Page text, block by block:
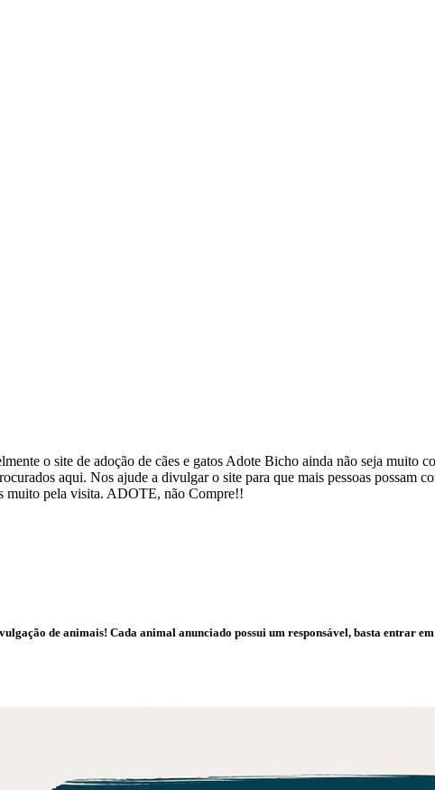
o site de adoção de cães e gatos Adote Bicho ainda não seja muito
aqui. Nos ajude a divulgar o site para que mais pessoas possam
muito pela visita. ADOTE, não Compre!!
de animais! Cada animal anunciado possui um responsável, basta entrar